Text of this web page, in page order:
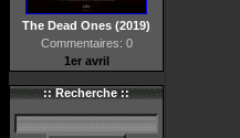
The Dead Ones (2019)
Commentaires: 0
1er avril
:: Recherche ::